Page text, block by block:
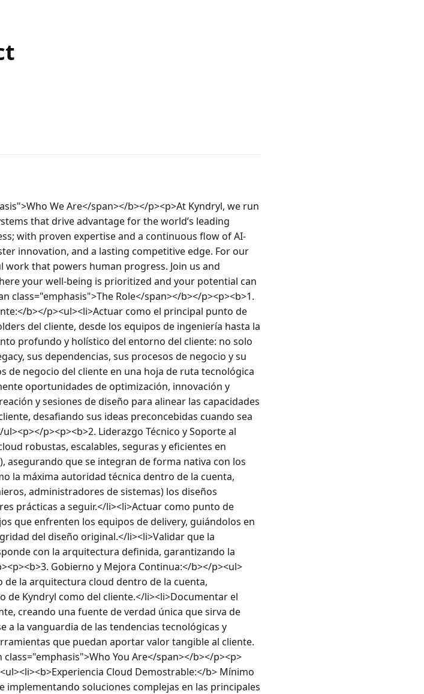
We Are</span></b></p><p>At Kyndryl, we run
that drive advantage for the world’s leading
with proven expertise and a continuous flow of AI-
innovation, and a lasting competitive edge. For our
that powers human progress. Join us and
your well-being is prioritized and your potential can
class="emphasis">The Role</span></b></p><p><b>1.
b></p><ul><li>Actuar como el principal punto de
del cliente, desde los equipos de ingeniería hasta la
profundo y holístico del entorno del cliente: no solo
sus dependencias, sus procesos de negocio y su
de negocio del cliente en una hoja de ruta tecnológica
oportunidades de optimización, innovación y
y sesiones de diseño para alinear las capacidades
desafiando sus ideas preconcebidas cuando sea
p><p><b>2. Liderazgo Técnico y Soporte al
robustas, escalables, seguras y eficientes en
asegurando que se integran de forma nativa con los
la máxima autoridad técnica dentro de la cuenta,
administradores de sistemas) los diseños
prácticas a seguir.</li><li>Actuar como punto de
que enfrenten los equipos de delivery, guiándolos en
del diseño original.</li><li>Validar que la
con la arquitectura definida, garantizando la
Gobierno y Mejora Continua:</b></p><ul>
la arquitectura cloud dentro de la cuenta,
Kyndryl como del cliente.</li><li>Documentar el
creando una fuente de verdad única que sirva de
a la vanguardia de las tendencias tecnológicas y
que puedan aportar valor tangible al cliente.
You Are</span></b></p><p>
Cloud Demostrable:</b> Mínimo
implementando soluciones complejas en las principales